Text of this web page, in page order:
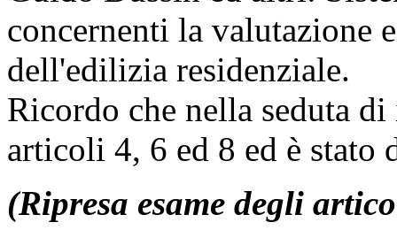
concernenti la valutazione
dell'edilizia residenziale.
Ricordo che nella seduta
articoli 4, 6 ed 8 ed è
(Ripresa esame degli